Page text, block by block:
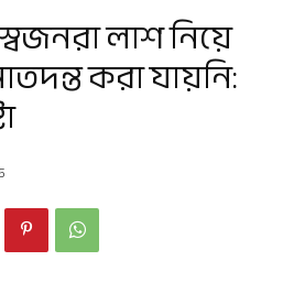
লাশ নিয়ে
করা যায়নি: